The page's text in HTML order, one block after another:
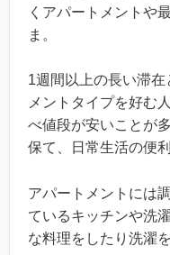
くアパートメントや
ま。
1週間以上の長い滞
メントタイプを好む
べ値段が安いことが
保て、日常生活の便
アパートメントには
ているキッチンや洗
な料理をしたり洗濯